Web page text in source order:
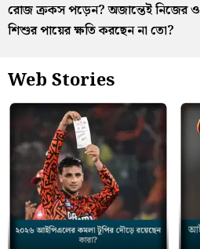
রোজ ক্রকস পড়েন? অজান্তেই নিজের ও
শিশুর পায়ের ক্ষতি করছেন না তো?
Web Stories